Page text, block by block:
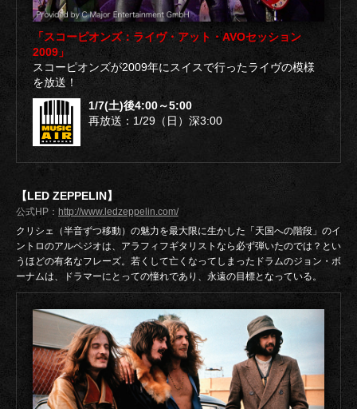
「スコーピオンズ：ライヴ・アット・AVOセッション
2009」
スコーピオンズが2009年にスイスで行ったライヴの模様
を放送！
1/7(土)後4:00～5:00
再放送：1/29（日）深3:00
【LED ZEPPELIN】
公式HP： http://www.ledzeppelin.com/
クリシェ（半音ずつ移動）の魅力を最大限に生かした「天国への階段」のイ
ントロのアルペジオは、アラフィフギタリストなら必ず弾いたのでは？とい
うほどの有名なフレーズ。若くして亡くなってしまったドラムのジョン・ボ
ーナムは、ドラマーにとっての憧れであり、永遠の目標となっている。